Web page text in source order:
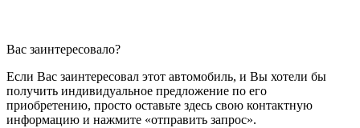
Вас заинтересовало?
Если Вас заинтересовал этот автомобиль, и Вы хотели бы
получить индивидуальное предложение по его
приобретению, просто оставьте здесь свою контактную
информацию и нажмите «отправить запрос».